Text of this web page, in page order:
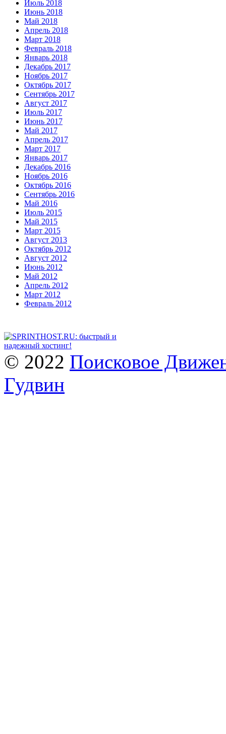
Июль 2018
Июнь 2018
Май 2018
Апрель 2018
Март 2018
Февраль 2018
Январь 2018
Декабрь 2017
Ноябрь 2017
Октябрь 2017
Сентябрь 2017
Август 2017
Июль 2017
Июнь 2017
Май 2017
Апрель 2017
Март 2017
Январь 2017
Декабрь 2016
Ноябрь 2016
Октябрь 2016
Сентябрь 2016
Май 2016
Июль 2015
Май 2015
Март 2015
Август 2013
Октябрь 2012
Август 2012
Июнь 2012
Май 2012
Апрель 2012
Март 2012
Февраль 2012
© 2022 Поисковое
Гудвин